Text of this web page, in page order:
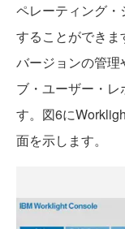
ペレーティング
することができ
バージョンの管理
ブ・ユーザー・
す。図6に
面を示します。